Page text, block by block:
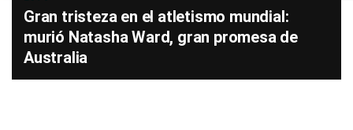
Gran tristeza en el atletismo mundial:
murió Natasha Ward, gran promesa de
Australia